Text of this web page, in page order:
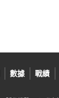
數據 戰績